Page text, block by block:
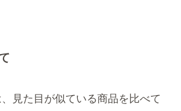
見た目が似ている商品を比べて